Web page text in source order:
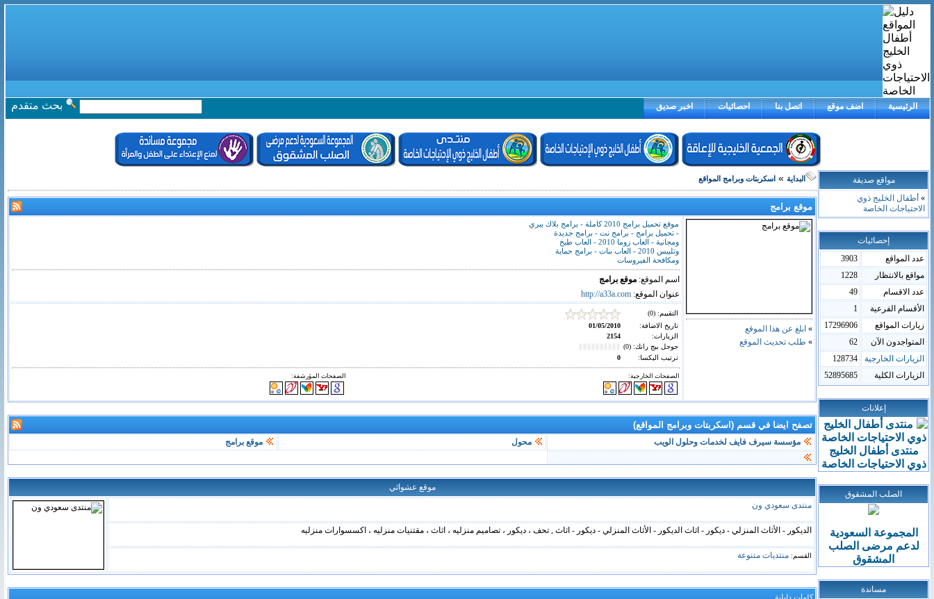
اخبر صديق احصائيات اتصل بنا اضف موقع الرئيسية بحث متقدم
البداية » اسكربتات وبرامج المواقع
موقع برامج
» ابلغ عن هذا الموقع
» طلب تحديث الموقع
موقع تحميل برامج 2010 كاملة - برامج بلاك بيري
- تحميل برامج - برامج نت - برامج جديدة
ومجانية - العاب زوما 2010 - العاب طبخ
وتلبيس 2010 - العاب بنات - برامج حماية
ومكافحة الفيروسات
اسم الموقع: موقع برامج
عنوان الموقع: http://a33a.com
التقييم: (0
)
تاريخ الاضافة:
01/05/2010
الزيارات:
2154
جوجل بيج رانك: (0)
ترتيب اليكسا:
0
الصفحات الخارجية: الصفحات المؤرشفة:
تصفح ايضا في قسم (اسكربتات وبرامج المواقع)
مؤسسة سيرف فايف لخدمات وحلول الويب
محول موقع برامج
موقع عشوائي
منتدى سعودي ون
الديكور - الأثاث المنزلي - ديكور - اثاث الديكور - الأثاث المنزلي - ديكور - اثاث , تحف ، ديكور ، تصاميم منزليه ، اثاث ، مقتنيات منزليه ، اكسسوارات منزليه
القسم: منتديات متنوعة
كلمات دليلية
مواقع صديقة
» أطفال الخليج ذوي
الاحتياجات الخاصة
إحصائيات
عدد المواقع
3903
مواقع بالانتظار
1228
عدد الاقسام
49
الأقسام الفرعية
1
زيارات المواقع
17296906
المتواجدون الآن
62
الزيارات الخارجية
128734
الزيارات الكلية
52895685
إعلانات
منتدى أطفال الخليج
ذوي الاحتياجات الخاصة
الصلب المشقوق
المجموعة السعودية
لدعم مرضى الصلب
المشقوق
مساندة